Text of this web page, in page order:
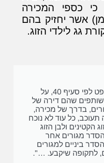
כספי המכירה
אשר יחזיק בהם
גג לילדי הזוג.
"40א. (א) החליט בית המשפט לפי סעיף 40, על
שהם דירה של
בדרך של מכירה,
תעוכב, כל עוד לא נוכח
הקטינים ולבן הזוג
מגורים אחר
ביניים למגורים
לתקופה שיקבע. …".